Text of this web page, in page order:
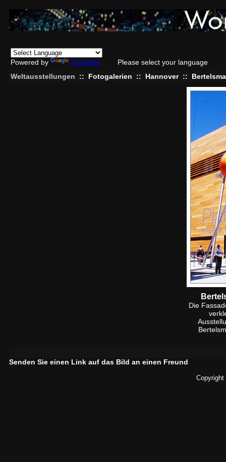
Powered by Translate
Please select your language
Weltausstellungen
:: Fotogalerien :: Hannover ::
Die
Senden Sie einen Link auf das Bild an einen Freund